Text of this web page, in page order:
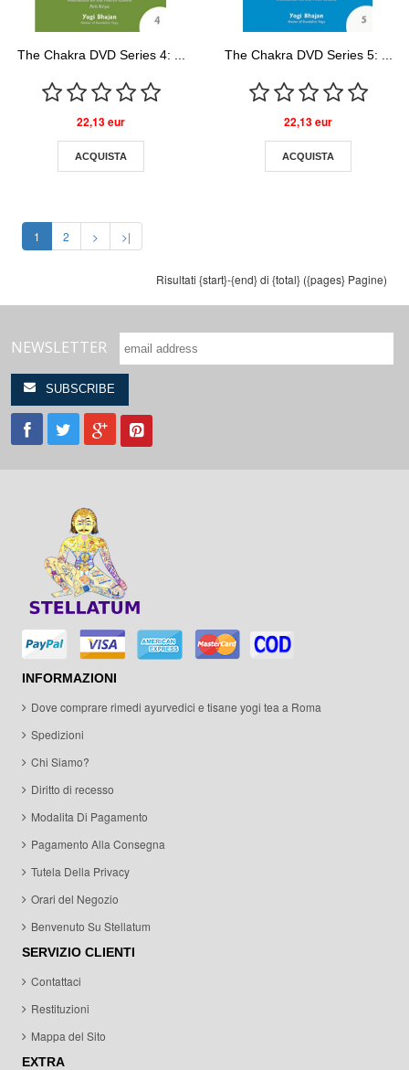
The Chakra DVD Series 4: ...
22,13 eur
ACQUISTA
The Chakra DVD Series 5: ...
22,13 eur
ACQUISTA
1 2 > >|
Risultati {start}-{end} di {total} ({pages} Pagine)
NEWSLETTER
INFORMAZIONI
Dove comprare rimedi ayurvedici e tisane yogi tea a Roma
Spedizioni
Chi Siamo?
Diritto di recesso
Modalita Di Pagamento
Pagamento Alla Consegna
Tutela Della Privacy
Orari del Negozio
Benvenuto Su Stellatum
SERVIZIO CLIENTI
Contattaci
Restituzioni
Mappa del Sito
EXTRA